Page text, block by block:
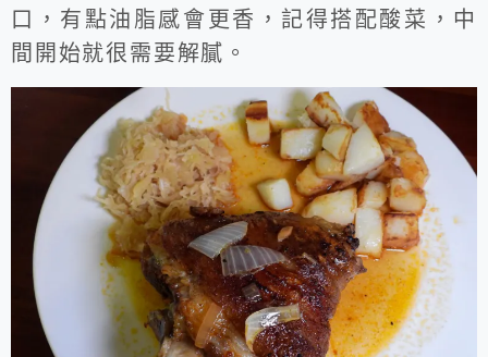
口，有點油脂感會更香，記得搭配酸菜，中
間開始就很需要解膩。